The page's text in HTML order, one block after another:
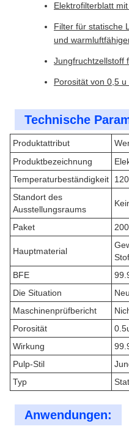
Elektrofilterblatt
Filter für statische
und
Jungfruchtzellstoff
Porosität von 0,5
Technische
Produktattribut
Produktbezeichnung
Temperaturbeständigkeit
Standort des
Ausstellungsraums
Paket
Hauptmaterial
BFE
Die Situation
Maschinenprüfbericht
Porosität
Wirkung
Pulp-Stil
Typ
Anwendungen: